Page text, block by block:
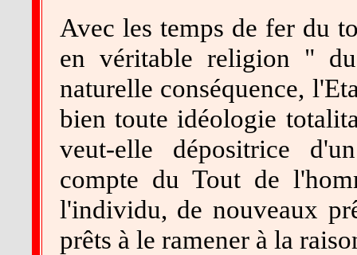
Avec les temps de fer du
en véritable religion "
naturelle conséquence,
bien toute idéologie
veut-elle dépositrice
compte du Tout de
l'individu, de nouveaux
prêts à le ramener à la